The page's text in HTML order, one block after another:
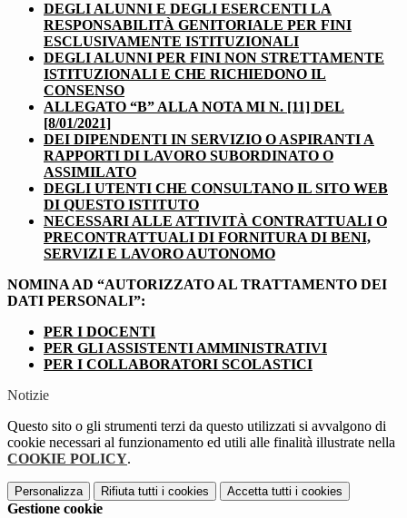
DEGLI ALUNNI E DEGLI ESERCENTI LA
RESPONSABILITÀ GENITORIALE PER FINI
ESCLUSIVAMENTE ISTITUZIONALI
DEGLI ALUNNI PER FINI NON STRETTAMENTE
ISTITUZIONALI E CHE RICHIEDONO IL
CONSENSO
ALLEGATO “B” ALLA NOTA MI N. [11] DEL
[8/01/2021]
DEI DIPENDENTI IN SERVIZIO O ASPIRANTI A
RAPPORTI DI LAVORO SUBORDINATO O
ASSIMILATO
DEGLI UTENTI CHE CONSULTANO IL SITO WEB
DI QUESTO ISTITUTO
NECESSARI ALLE ATTIVITÀ CONTRATTUALI O
PRECONTRATTUALI DI FORNITURA DI BENI,
SERVIZI E LAVORO AUTONOMO
NOMINA AD “AUTORIZZATO AL TRATTAMENTO DEI
DATI PERSONALI”:
PER I DOCENTI
PER GLI ASSISTENTI AMMINISTRATIVI
PER I COLLABORATORI SCOLASTICI
Notizie
Questo sito o gli strumenti terzi da questo utilizzati si avvalgono di
cookie necessari al funzionamento ed utili alle finalità illustrate nella
COOKIE POLICY.
Personalizza Rifiuta tutti i cookies Accetta tutti i cookies
Gestione cookie